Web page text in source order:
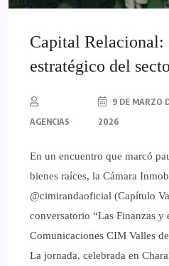
Capital Relacional:
estratégico del
AGENCIAS
9 DE MARZO
2026
En un encuentro que marcó
bienes raíces, la Cámara
@cimirandaoficial (Capítulo
conversatorio “Las Finanzas
Comunicaciones CIM Valles
La jornada, celebrada en